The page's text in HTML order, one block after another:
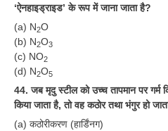
हिंदी
RRB एनटीपीसी - NTPC
RRB लोको पायलट - ALP
RRB रेलवे ग्रुप-डी
RRB जूनियर इंजीनियर - JE
‘ऐनहाइड्राइड’ के रूप में जाना जाता है?
(a) N2O
(b) N2O3
(c) NO2
(d) N2O5
44. जब मृदु स्टील को उच्च तापमान पर गर्म
किया जाता है, तो वह कठोर तथा भंगुर हो
(a) कठोरीकरण (हार्डिंनग)